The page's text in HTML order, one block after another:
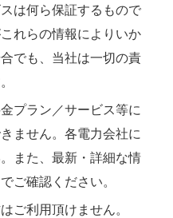
は何ら保証するもので
れらの情報によりいか
でも、当社は一切の責
プラン／サービス等に
ません。各電力会社に
また、最新・詳細な情
ご確認ください。
ご利用頂けません。